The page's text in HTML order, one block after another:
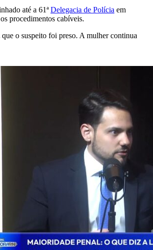
até a 61ªDelegacia de Polícia em
procedimentos cabíveis.
que o suspeito foi preso. A mulher continua